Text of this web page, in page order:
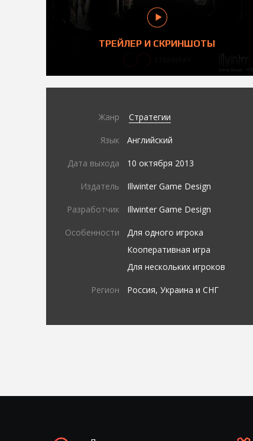
ТРЕЙЛЕР И СКРИНШОТЫ
Жанр Стратегии
Язык Английский
Дата выхода 10 октября 2013
Издатель Illwinter Game Design
Разработчик Illwinter Game Design
Особенности
Для одного игрока
Кооперативная игра
Для нескольких игроков
Регион Россия, Украина и СНГ